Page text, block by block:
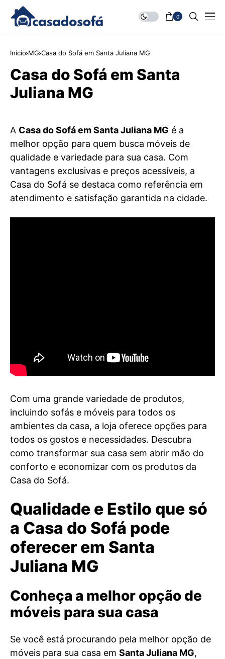
0
Início MG Casa do Sofá em Santa Juliana MG
Casa do Sofá em Santa
Juliana MG
A Casa do Sofá em Santa Juliana MG é a
melhor opção para quem busca móveis de
qualidade e variedade para sua casa. Com
vantagens exclusivas e preços acessíveis, a
Casa do Sofá se destaca como referência em
atendimento e satisfação garantida na cidade.
Com uma grande variedade de produtos,
incluindo sofás e móveis para todos os
ambientes da casa, a loja oferece opções para
todos os gostos e necessidades. Descubra
como transformar sua casa sem abrir mão do
conforto e economizar com os produtos da
Casa do Sofá.
Qualidade e Estilo que só
a Casa do Sofá pode
oferecer em Santa
Juliana MG
Conheça a melhor opção de
móveis para sua casa
Se você está procurando pela melhor opção de
móveis para sua casa em Santa Juliana MG,